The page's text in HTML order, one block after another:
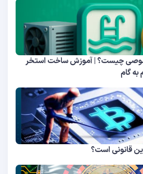
چیست؟ | آموزش ساخت استخر
گام
قانونی است؟